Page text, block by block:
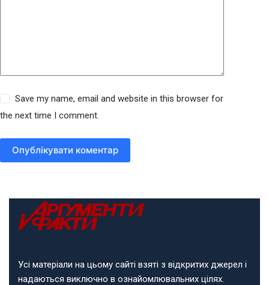
Save my name, email and website in this browser for
the next time I comment.
Опублікувати коментар
Усі матеріали на цьому сайті взяті з відкритих джерел і
надаються виключно в ознайомлювальних цілях.